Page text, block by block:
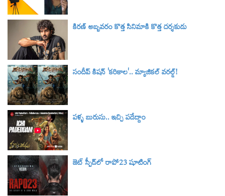
కిరణ్ అబ్బవరం కొత్త సినిమాకి కొత్త దర్శకుడు
సందీప్ కిషన్ 'కరికాల'.. మ్యాజికల్ వరల్డ్‌!
పళ్ళ బురుసు.. ఇచ్చి పడేద్దాం
జెట్ స్పీడ్‌లో రాపో23 షూటింగ్